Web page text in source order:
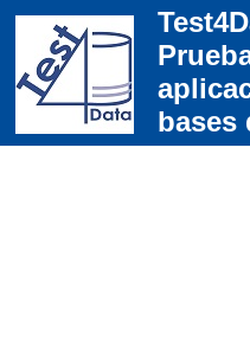
bases